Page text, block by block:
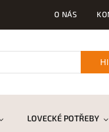
O NÁS
LOVECKÉ POTŘEBY